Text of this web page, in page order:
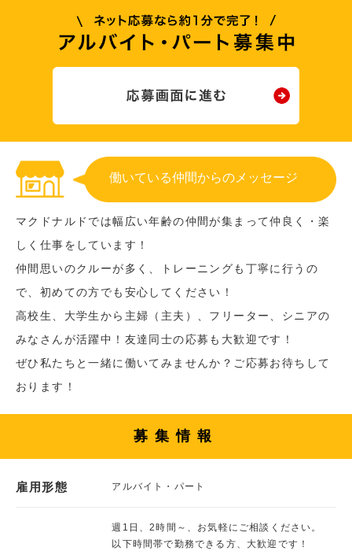
働いている仲間からのメッセージ
マクドナルドでは幅広い年齢の仲間が集まって仲良く・楽
しく仕事をしています！
仲間思いのクルーが多く、トレーニングも丁寧に行うの
で、初めての方でも安心してください！
高校生、大学生から主婦（主夫）、フリーター、シニアの
みなさんが活躍中！友達同士の応募も大歓迎です！
ぜひ私たちと一緒に働いてみませんか？ご応募お待ちして
おります！
募集情報
雇用形態 アルバイト・パート
週1日、2時間～、お気軽にご相談ください。
以下時間帯で勤務できる方、大歓迎です！